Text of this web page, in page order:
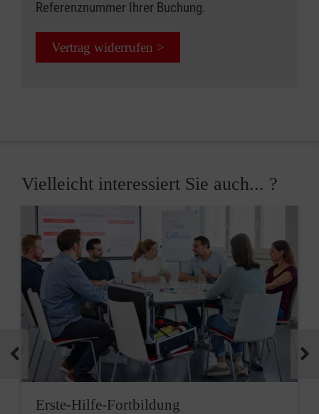
Referenznummer Ihrer Buchung.
Vertrag widerrufen >
Vielleicht interessiert Sie auch... ?
Erste-Hilfe-Fortbildung